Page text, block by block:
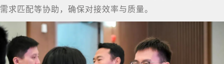
需求匹配等协助，确保对接效率与质量。